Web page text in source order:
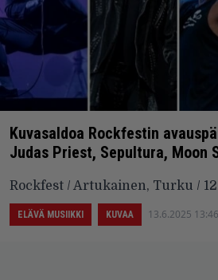
Kuvasaldoa Rockfestin
Judas Priest, Sepultura, Moon
Rockfest / Artukainen, Turku /
ELÄVÄ MUSIIKKI KUVAA 13.6.2025 13:46